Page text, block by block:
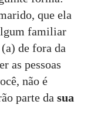
que ela
familiar
de fora da
as pessoas
não é
parte da sua